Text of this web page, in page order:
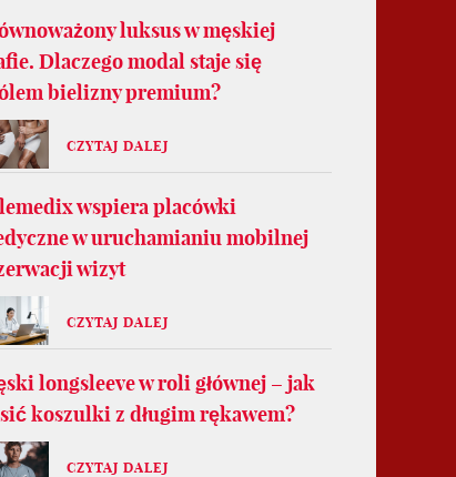
luksus w męskiej
Dlaczego modal staje się
bielizny premium?
CZYTAJ DALEJ
wspiera placówki
w uruchamianiu mobilnej
wizyt
CZYTAJ DALEJ
longsleeve w roli głównej – jak
koszulki z długim rękawem?
CZYTAJ DALEJ